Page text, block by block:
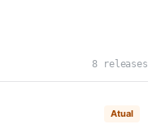
8 releases
Atual